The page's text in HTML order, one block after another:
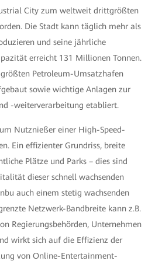
City zum weltweit drittgrößten
Die Stadt kann täglich mehr als
und seine jährliche
erreicht 131 Millionen Tonnen.
Petroleum-Umsatzhafen
sowie wichtige Anlagen zur
-weiterverarbeitung etabliert.
Nutznießer einer High-Speed-
Ein effizienter Grundriss, breite
Plätze und Parks – dies sind
dieser schnell wachsenden
auch einem stetig wachsenden
Netzwerk-Bandbreite kann z.B.
Regierungsbehörden, Unternehmen
wirkt sich auf die Effizienz der
von Online-Entertainment-